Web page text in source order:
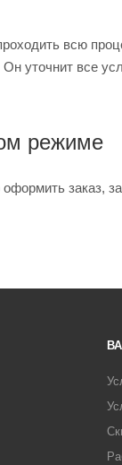
всю
уточнит все
режиме
заказ,